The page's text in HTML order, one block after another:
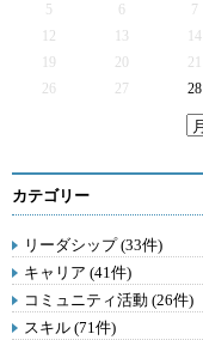
5
6 7
12
13 14
19
20 21
26
27 28
カテゴリー
リーダシップ (33件)
キャリア (41件)
コミュニティ活動 (26件)
スキル (71件)